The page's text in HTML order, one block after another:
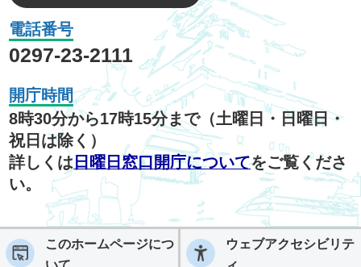
電話番号
0297-23-2111
開庁時間
8時30分から17時15分まで（土曜日・日曜日・
祝日は除く）
詳しくは 日曜日窓口開庁についてをご覧くださ
い。
このホームページにつ
ウェブアクセシビリテ